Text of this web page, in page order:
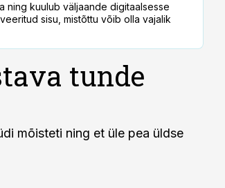
ning kuulub väljaande digitaalsesse
sisu, mistõttu võib olla vajalik
tunde
mõisteti ning et üle pea üldse